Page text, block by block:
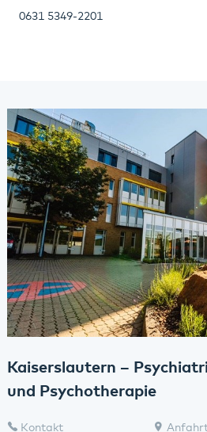
0631 5349-2201
Kaiserslautern –
und Psychotherapie
Kontakt